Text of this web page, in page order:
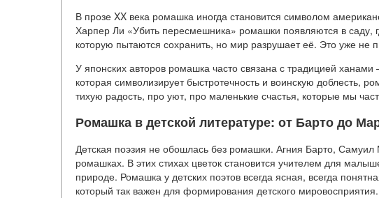
В прозе XX века ромашка иногда становится символом
Харпер Ли «Убить пересмешника» ромашки появляются в саду,
которую пытаются сохранить, но мир разрушает её. Это уже не
У японских авторов ромашка часто связана с традицией
которая символизирует быстротечность и воинскую доблесть,
тихую радость, про уют, про маленькие счастья, которые мы
Ромашка в детской литературе: от Барто до
Детская поэзия не обошлась без ромашки. Агния Барто,
ромашках. В этих стихах цветок становится учителем для
природе. Ромашка у детских поэтов всегда ясная, всегда
который так важен для формирования детского мировосприятия.